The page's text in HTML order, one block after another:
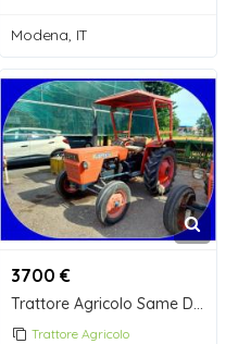
Modena, IT
3700 €
Trattore Agricolo Same Delfino 35 GL da CV 34
Trattore Agricolo